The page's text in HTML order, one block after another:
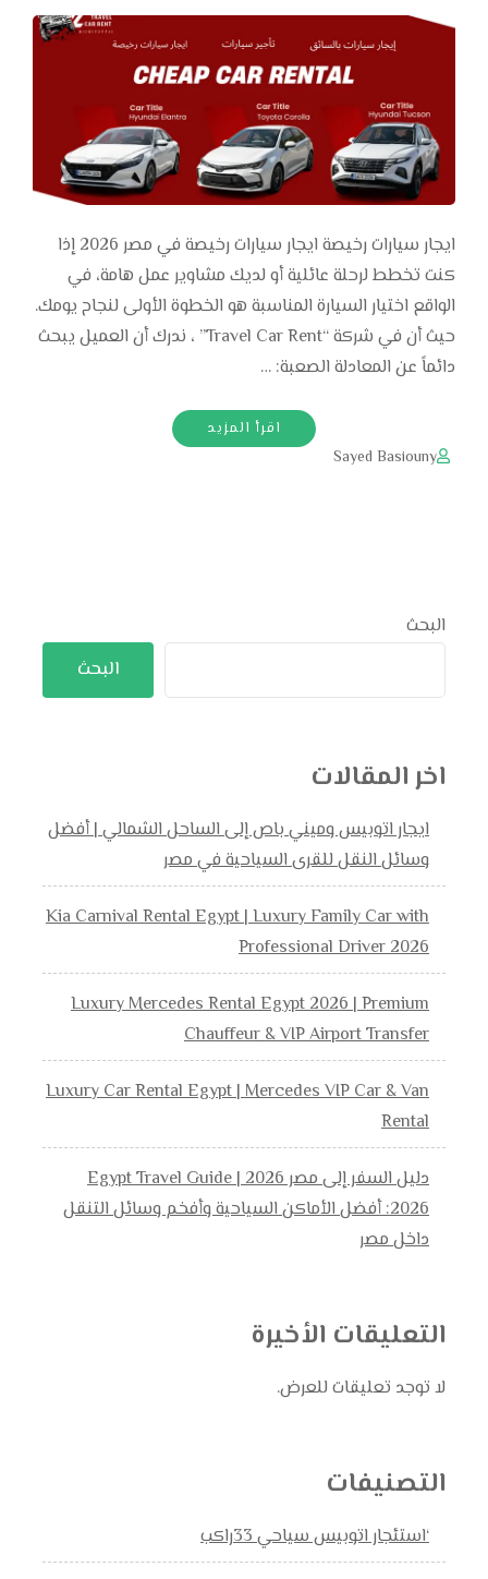
ايجار سيارات رخيصة ايجار سيارات رخيصة في مصر 2026 إذا
كنت تخطط لرحلة عائلية أو لديك مشاوير عمل هامة، في
الواقع اختيار السيارة المناسبة هو الخطوة الأولى لنجاح يومك.
حيث أن في شركة “Travel Car Rent” ، ندرك أن العميل يبحث
دائماً عن المعادلة الصعبة: …
اقرأ المزيد
Sayed Basiouny
البحث
البحث
اخر المقالات
ايجار اتوبيس وميني باص إلى الساحل الشمالي | أفضل
وسائل النقل للقرى السياحية في مصر
Kia Carnival Rental Egypt | Luxury Family Car with
Professional Driver 2026
Luxury Mercedes Rental Egypt 2026 | Premium
Chauffeur & VIP Airport Transfer
Luxury Car Rental Egypt | Mercedes VIP Car & Van
Rental
دليل السفر إلى مصر 2026 | Egypt Travel Guide
2026: أفضل الأماكن السياحية وأفخم وسائل التنقل
داخل مصر
التعليقات الأخيرة
لا توجد تعليقات للعرض.
التصنيفات
‘استئجار اتوبيس سياحي 33راكب